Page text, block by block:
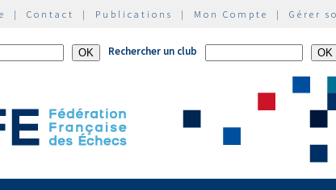
| Contact | Publications | Mon Compte | Gérer
Rechercher un club